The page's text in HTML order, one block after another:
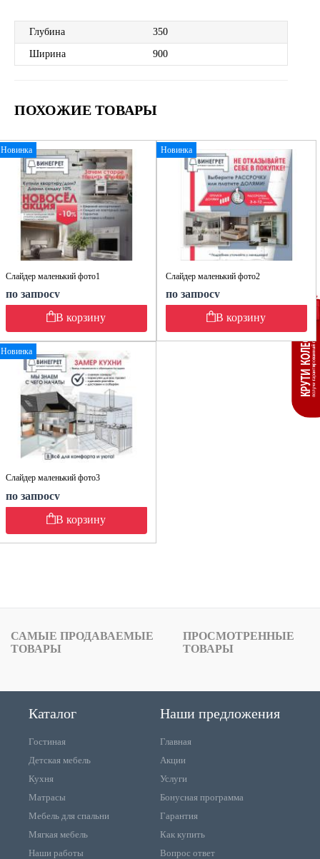
Глубина 350
Ширина 900
ПОХОЖИЕ ТОВАРЫ
Новинка
Слайдер маленький фото1
по запросу
В корзину
Новинка
Слайдер маленький фото2
по запросу
В корзину
Новинка
Слайдер маленький фото3
по запросу
В корзину
САМЫЕ ПРОДАВАЕМЫЕ
ТОВАРЫ
ПРОСМОТРЕННЫЕ
ТОВАРЫ
Каталог
Гостиная
Детская мебель
Кухня
Матрасы
Мебель для спальни
Мягкая мебель
Наши работы
Наши предложения
Главная
Акции
Услуги
Бонусная программа
Гарантия
Как купить
Вопрос ответ